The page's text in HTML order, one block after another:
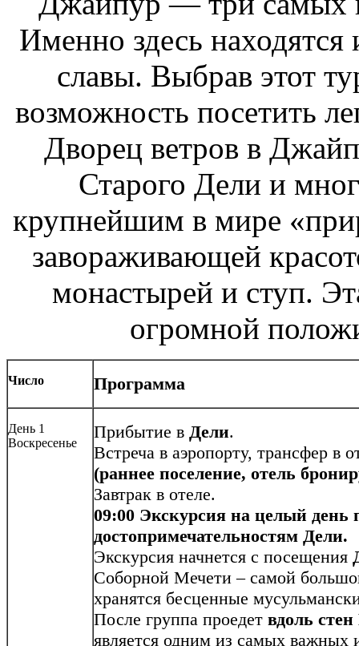
Именно здесь находятся
славы. Выбрав этот
возможность посетить
Дворец ветров в
Старого Дели и
крупнейшим в мире
завораживающей
монастырей и ступ.
огромной
Число Программа
День 1
Воскресенье
Прибытие в Дели.
Встреча в аэропорту, трансфер в
(раннее поселение, отель
Завтрак в отеле.
09:00 Экскурсия на целый день
достопримечательностям Дели.
Экскурсия начнется с посещения
Соборной Мечети – самой
хранятся бесценные
После группа проедет вдоль стен
является одним из самых важных